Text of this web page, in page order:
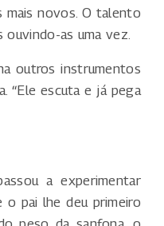
mais novos. O talento
as uma vez.
outros instrumentos
“Ele escuta e já pega
a experimentar
o pai lhe deu primeiro